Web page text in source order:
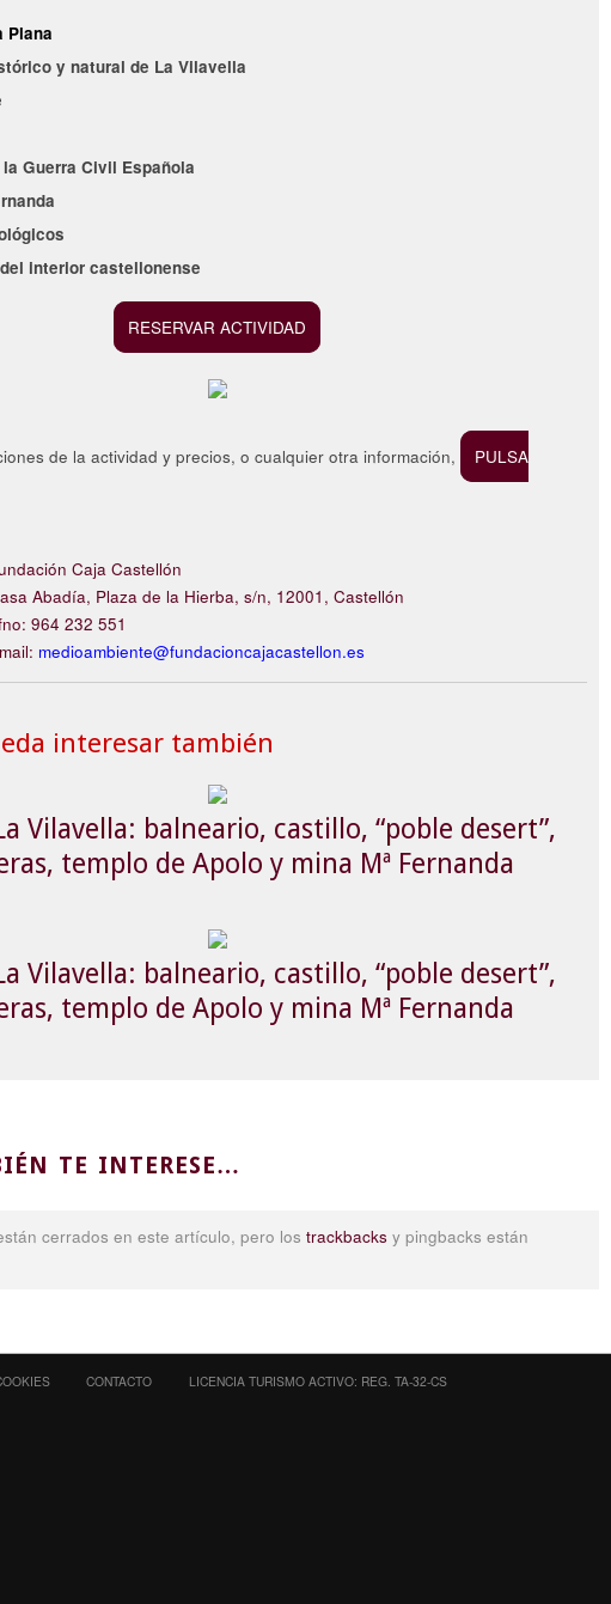
Plana
y natural de La Vilavella
Guerra Civil Española
interior castellonense
RESERVAR ACTIVIDAD
de la actividad y precios, o cualquier otra información,
PULSA
Caja Castellón
Abadía, Plaza de la Hierba, s/n, 12001, Castellón
964 232 551
medioambiente@fundacioncajacastellon.es
interesar también
Vilavella: balneario, castillo, “poble desert”,
templo de Apolo y mina Mª Fernanda
Vilavella: balneario, castillo, “poble desert”,
templo de Apolo y mina Mª Fernanda
TE INTERESE…
cerrados en este artículo, pero los trackbacks y pingbacks están
CONTACTO LICENCIA TURISMO ACTIVO: REG. TA-32-CS